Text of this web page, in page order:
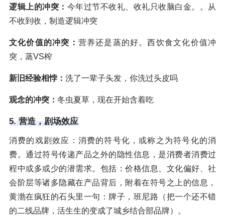
逻辑上的冲突： 今年过节不收礼、收礼只收脑白金。。从
不收到收，制造逻辑冲突
文化价值的冲突： 营养还是蒸的好。西饮食文化价值冲
突，蒸VS榨
新旧经验相悖： 洗了一辈子头发，你洗过头皮吗
观念的冲突： 冬虫夏草，现在开始含着吃
5. 营造，剧场效应
消费的戏剧效应：消费的符号化，或称之为符号化的消
费。通过符号传递产品之外的隐性信息，是消费者消费过
程中或多或少的潜需求。包括：价格信息、文化偏好、社
会阶层等诸多隐藏在产品背后，附着在符号之上的信息，
黄渤在疯狂的石头里一句：牌子，班尼路（把一个还不错
的二线品牌，活生生的变成了城乡结合部品牌）。